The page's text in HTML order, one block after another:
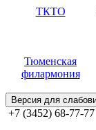
ТКТО
Тюменская
филармония
Версия для
+7 (3452) 68-77-77